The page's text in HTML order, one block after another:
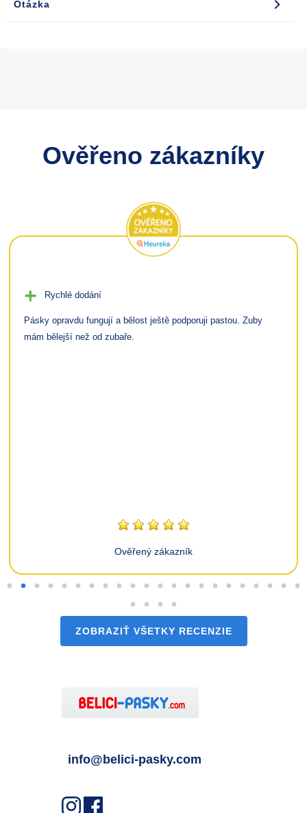
Otázka
Ověřeno zákazníky
Rychlé dodání
Pásky opravdu fungují a bělost ještě podporuji pastou. Zuby
mám bělejší než od zubaře.
Ověřený zákazník
ZOBRAZIŤ VŠETKY RECENZIE
info@belici-pasky.com